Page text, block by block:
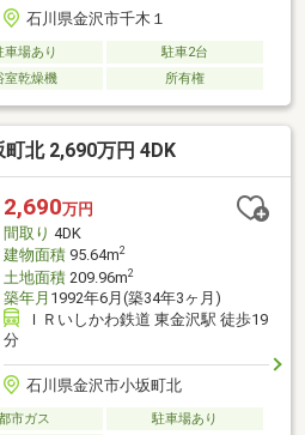
石川県金沢市千木１
車場あり
駐車2台
室乾燥機 所有権
北 2,690万円 4DK
2,690万円
間取り 4DK
建物面積95.64m2
土地面積209.96m2
築年月 1992年6月(築34年3ヶ月)
ＩＲいしかわ鉄道 東金沢駅 徒歩19
分
石川県金沢市小坂町北
市ガス
駐車場あり